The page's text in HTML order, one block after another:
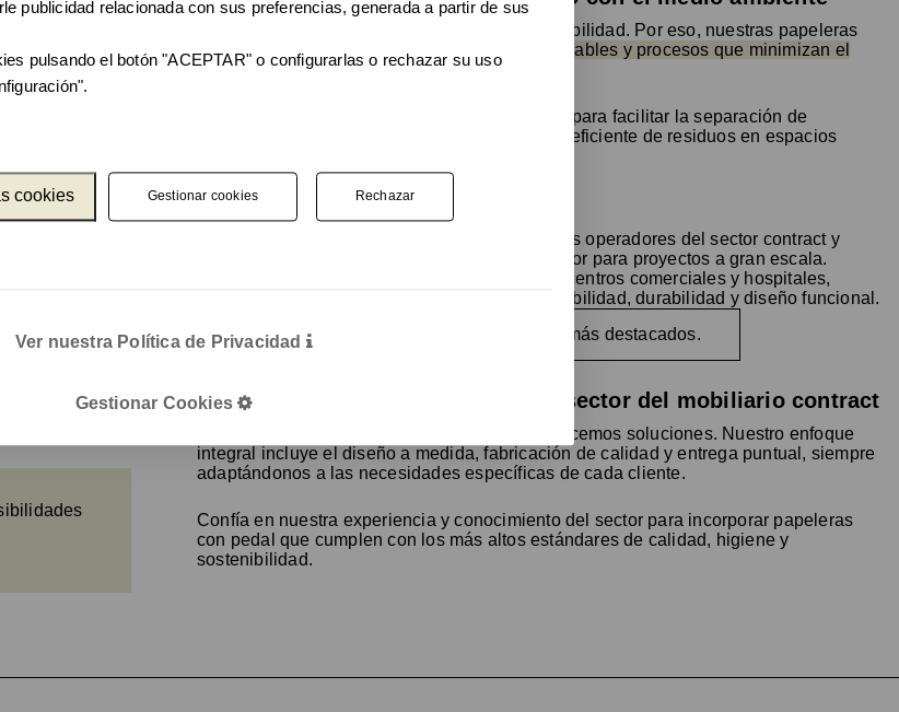
utilizan
papeleras
envía una
sin tener
la superficie
ni
una tapa o
En Unnom, nos comprometemos con la sostenibilidad. Por eso, nuestras papeleras
con sensor son
fabricadas con materiales reciclables y procesos que minimizan el
impacto ambiental .
Además, nuestras soluciones están diseñadas para facilitar la separación de
residuos, promoviendo el reciclaje y la gestión eficiente de residuos en espacios
Proyectos Unnom
Hemos trabajado con algunos de los principales operadores del sector contract y
colectividades, entregando papeleras con sensor para proyectos a gran escala.
Desde aeropuertos y estaciones de tren hasta centros comerciales y hospitales,
nuestros productos han sido elegidos por su fiabilidad, durabilidad y diseño funcional.
Descubre algunos de nuestros proyectos más destacados.
Unnom, años de experiencia en el sector del mobiliario contract
En Unnom, ofrecemos más que productos; ofrecemos soluciones. Nuestro enfoque
integral incluye el diseño a medida, fabricación de calidad y entrega puntual, siempre
adaptándonos a las necesidades específicas de cada cliente.
Confía en nuestra experiencia y conocimiento del sector para incorporar papeleras
con pedal que cumplen con los más altos estándares de calidad, higiene y
sostenibilidad.
publicidad relacionada con sus preferencias, generada a partir de sus
pulsando el botón "ACEPTAR" o configurarlas o rechazar su uso
cookies Gestionar cookies Rechazar
Ver nuestra Política de Privacidad
Gestionar Cookies